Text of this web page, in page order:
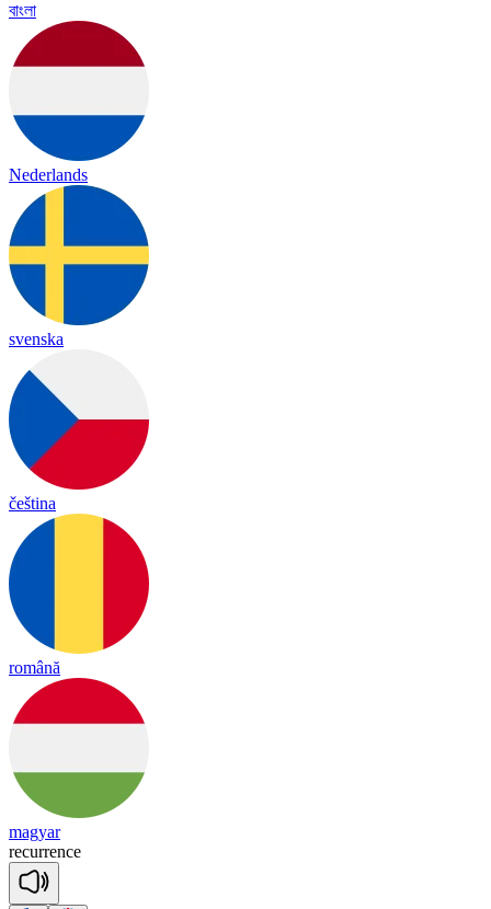
বাংলা
Nederlands
svenska
čeština
română
magyar
recurrence